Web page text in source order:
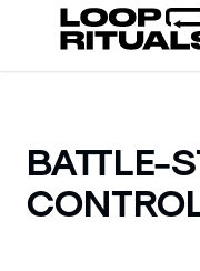
BATTLE-